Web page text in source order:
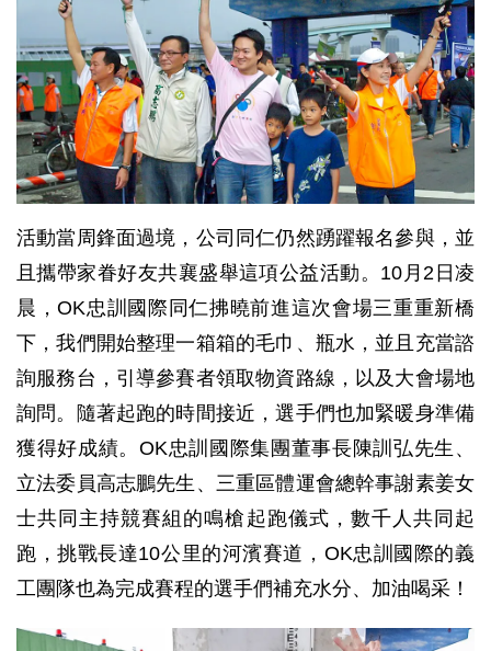
活動當周鋒面過境，公司同仁仍然踴躍報名參與，並
且攜帶家眷好友共襄盛舉這項公益活動。10月2日凌
晨，OK忠訓國際同仁拂曉前進這次會場三重重新橋
下，我們開始整理一箱箱的毛巾、瓶水，並且充當諮
詢服務台，引導參賽者領取物資路線，以及大會場地
詢問。隨著起跑的時間接近，選手們也加緊暖身準備
獲得好成績。OK忠訓國際集團董事長陳訓弘先生、
立法委員高志鵬先生、三重區體運會總幹事謝素姜女
士共同主持競賽組的鳴槍起跑儀式，數千人共同起
跑，挑戰長達10公里的河濱賽道，OK忠訓國際的義
工團隊也為完成賽程的選手們補充水分、加油喝采！